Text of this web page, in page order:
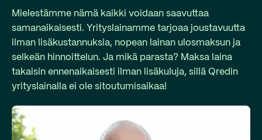
Mielestämme nämä kaikki voidaan saavuttaa
samanaikaisesti. Yrityslainamme tarjoaa joustavuutta
ilman lisäkustannuksia, nopean lainan ulosmaksun ja
selkeän hinnoittelun. Ja mikä parasta? Maksa laina
takaisin ennenaikaisesti ilman lisäkuluja, sillä Qredin
yrityslainalla ei ole sitoutumisaikaa!